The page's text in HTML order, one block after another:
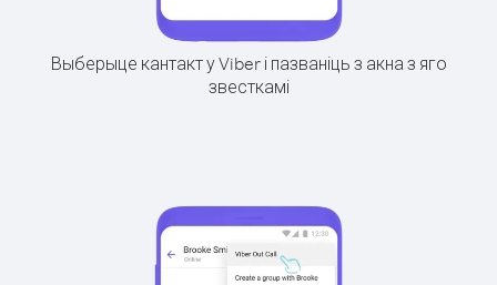
Выберыце кантакт у Viber і пазваніць з акна з яго
звесткамі